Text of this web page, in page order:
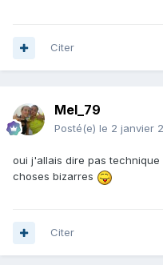
Citer
Mel_79
Posté(e) le 2 janvier
oui j'allais dire pas technique
choses bizarres
Citer